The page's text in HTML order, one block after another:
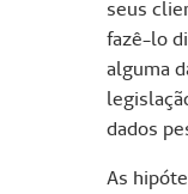
seus
fazê-lo
alguma
dados
As